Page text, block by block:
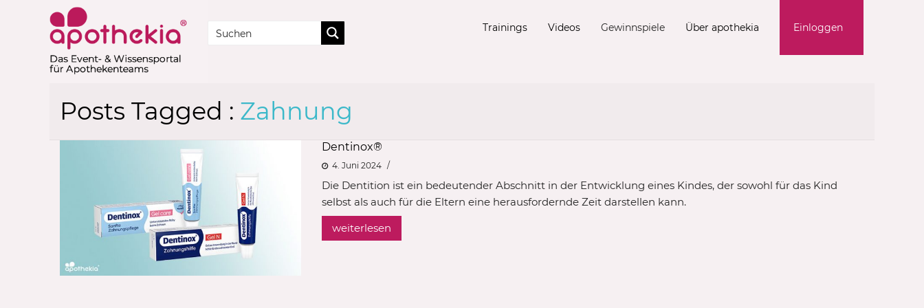
Trainings Videos Gewinnspiele Über apothekia Einloggen
Posts Tagged : Zahnung
Dentinox®
4. Juni 2024
Die Dentition ist ein bedeutender Abschnitt in der Entwicklung eines Kindes, der sowohl für das Kind
selbst als auch für die Eltern eine herausfordernde Zeit darstellen kann.
weiterlesen